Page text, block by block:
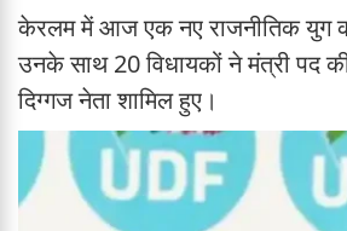
केरलम में आज एक नए राजनीतिक युग
उनके साथ 20 विधायकों ने मंत्री पद
दिग्गज नेता शामिल हुए।